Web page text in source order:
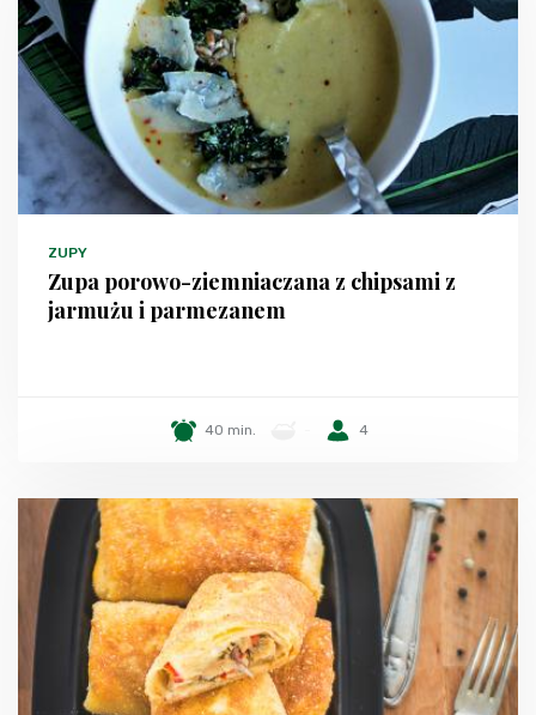
ZUPY
Zupa porowo-ziemniaczana z chipsami z
jarmużu i parmezanem
40 min. 4